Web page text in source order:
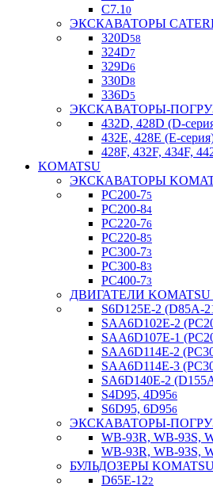
С7.1 0
ЭКСКАВАТОРЫ
320D58
324D7
329D6
330D8
336D5
ЭКСКАВАТОРЫ-
432D, 428D (D-
432E, 428E (E-
428F, 432F, 434F,
KOMATSU
ЭКСКАВАТОРЫ
PC200-75
PC200-84
PC220-76
PC220-85
PC300-73
PC300-83
PC400-73
ДВИГАТЕЛИ KOMATSU
S6D125E-2 (D85A-
SAA6D102E-2
SAA6D107E-1
SAA6D114E-2
SAA6D114E-3
SA6D140E-2
S4D95, 4D956
S6D95, 6D956
ЭКСКАВАТОРЫ-
WB-93R, WB-93S,
WB-93R, WB-93S,
БУЛЬДОЗЕРЫ
D65E-122